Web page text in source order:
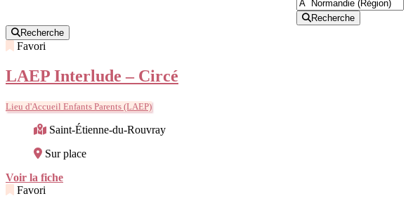
Recherche
Recherche
Favori
LAEP Interlude – Circé
Lieu d'Accueil Enfants Parents (LAEP)
Saint-Étienne-du-Rouvray
Sur place
Voir la fiche
Favori